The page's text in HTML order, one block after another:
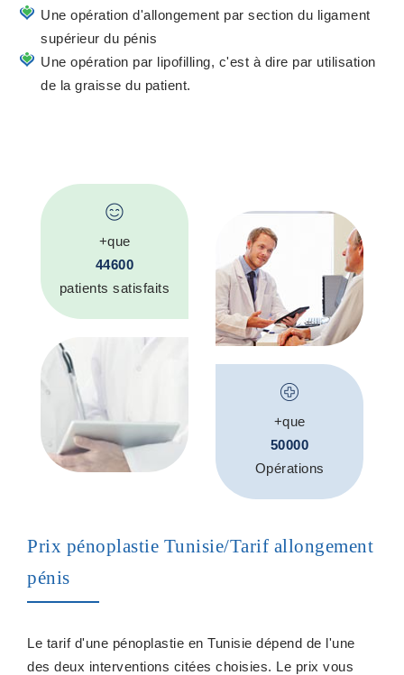
Une opération d'allongement par section du ligament
supérieur du pénis
Une opération par lipofilling, c'est à dire par utilisation
de la graisse du patient.
+que
44600
patients satisfaits
+que
50000
Opérations
Prix pénoplastie Tunisie/Tarif allongement
pénis
Le tarif d'une pénoplastie en Tunisie dépend de l'une
des deux interventions citées choisies. Le prix vous